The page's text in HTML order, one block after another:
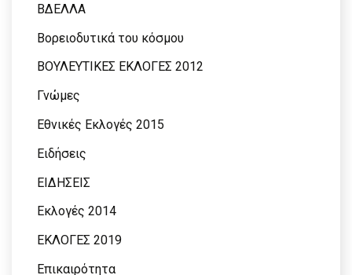
ΒΔΕΛΛΑ
Βορειοδυτικά του κόσμου
ΒΟΥΛΕΥΤΙΚΕΣ ΕΚΛΟΓΕΣ 2012
Γνώμες
Εθνικές Εκλογές 2015
Ειδήσεις
ΕΙΔΗΣΕΙΣ
Εκλογές 2014
ΕΚΛΟΓΕΣ 2019
Επικαιρότητα